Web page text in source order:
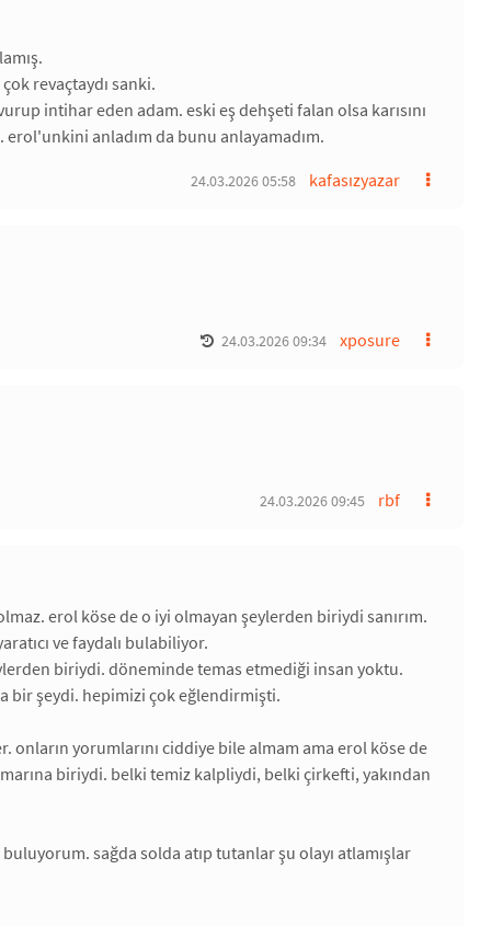
revaçtaydı sanki.
intihar eden adam. eski eş dehşeti falan olsa karısını
erol'unkini anladım da bunu anlayamadım.
kafasızyazar
24.03.2026 05:58
xposure
24.03.2026 09:34
rbf
24.03.2026 09:45
erol köse de o iyi olmayan şeylerden biriydi sanırım.
ve faydalı bulabiliyor.
biriydi. döneminde temas etmediği insan yoktu.
bir şeydi. hepimizi çok eğlendirmişti.
yorumlarını ciddiye bile almam ama erol köse de
biriydi. belki temiz kalpliydi, belki çirkefti, yakından
sağda solda atıp tutanlar şu olayı atlamışlar